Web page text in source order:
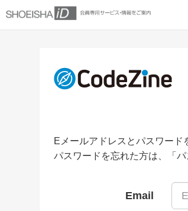
Eメールアドレスとパスワード
パスワードを忘れた方は、「
Email